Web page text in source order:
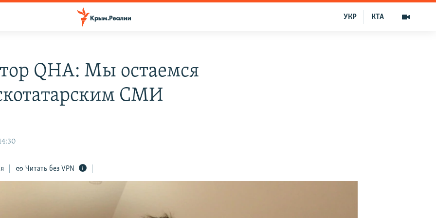
КТА
УКР
QHA: Мы остаемся
СМИ
Читать без VPN